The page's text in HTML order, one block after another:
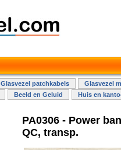
Glasvezel patchkabels Glasvezel
Beeld en Geluid Huis en
PA0306 - Power
QC, transp.